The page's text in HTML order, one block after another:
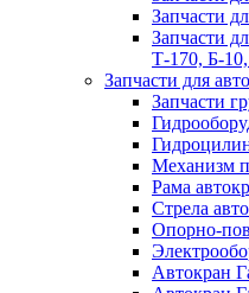
Запчасти
Запчасти
Т-170, Б-
Запчасти для
Запчасти
Механизм
Рама
Стрела
Опорно-
Автокран